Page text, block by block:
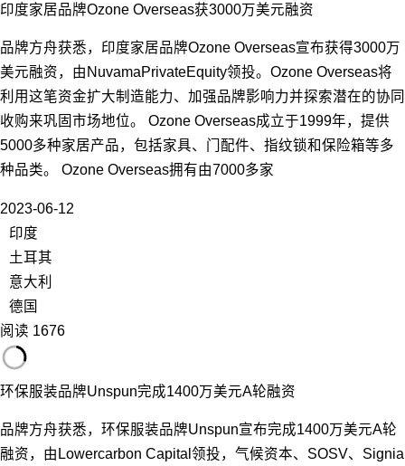
印度家居品牌Ozone Overseas获3000万美元融资
品牌方舟获悉，印度家居品牌Ozone Overseas宣布获得3000万
美元融资，由NuvamaPrivateEquity领投。Ozone Overseas将
利用这笔资金扩大制造能力、加强品牌影响力并探索潜在的协同
收购来巩固市场地位。 Ozone Overseas成立于1999年，提供
5000多种家居产品，包括家具、门配件、指纹锁和保险箱等多
种品类。 Ozone Overseas拥有由7000多家
2023-06-12
印度
土耳其
意大利
德国
阅读 1676
环保服装品牌Unspun完成1400万美元A轮融资
品牌方舟获悉，环保服装品牌Unspun宣布完成1400万美元A轮
融资，由Lowercarbon Capital领投，气候资本、SOSV、Signia